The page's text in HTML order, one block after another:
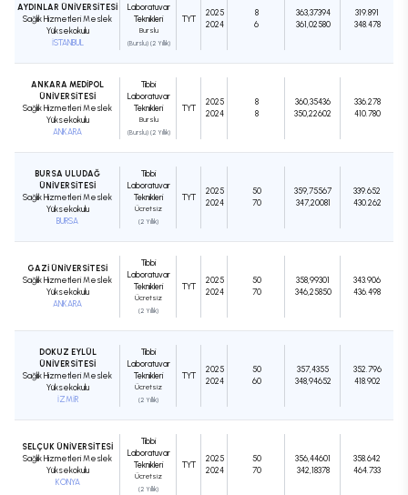
AYDINLAR ÜNİVERSİTESİ
Sağlık Hizmetleri Meslek
Yüksekokulu
İSTANBUL
Laboratuvar
Teknikleri
Burslu
(Burslu) (2 Yıllık)
TYT
2025
2024
8
6
363,37394
361,02580
319.891
348.478
ANKARA MEDİPOL
ÜNİVERSİTESİ
Sağlık Hizmetleri Meslek
Yüksekokulu
ANKARA
Tıbbi
Laboratuvar
Teknikleri
Burslu
(Burslu) (2 Yıllık)
TYT
2025
2024
8
8
360,35436
350,22602
336.278
410.780
BURSA ULUDAĞ
ÜNİVERSİTESİ
Sağlık Hizmetleri Meslek
Yüksekokulu
BURSA
Tıbbi
Laboratuvar
Teknikleri
Ücretsiz
(2 Yıllık)
TYT
2025
2024
50
70
359,75567
347,20081
339.652
430.262
GAZİ ÜNİVERSİTESİ
Sağlık Hizmetleri Meslek
Yüksekokulu
ANKARA
Tıbbi
Laboratuvar
Teknikleri
Ücretsiz
(2 Yıllık)
TYT
2025
2024
50
70
358,99301
346,25850
343.906
436.498
DOKUZ EYLÜL
ÜNİVERSİTESİ
Sağlık Hizmetleri Meslek
Yüksekokulu
İZMİR
Tıbbi
Laboratuvar
Teknikleri
Ücretsiz
(2 Yıllık)
TYT
2025
2024
50
60
357,4355
348,94652
352.796
418.902
SELÇUK ÜNİVERSİTESİ
Sağlık Hizmetleri Meslek
Yüksekokulu
KONYA
Tıbbi
Laboratuvar
Teknikleri
Ücretsiz
(2 Yıllık)
TYT
2025
2024
50
70
356,44601
342,18378
358.642
464.733